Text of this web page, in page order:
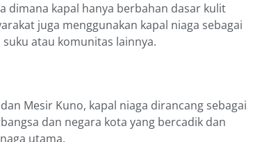
dimana kapal hanya berbahan dasar kulit
juga menggunakan kapal niaga sebagai
atau komunitas lainnya.
Mesir Kuno, kapal niaga dirancang sebagai
dan negara kota yang bercadik dan
utama.